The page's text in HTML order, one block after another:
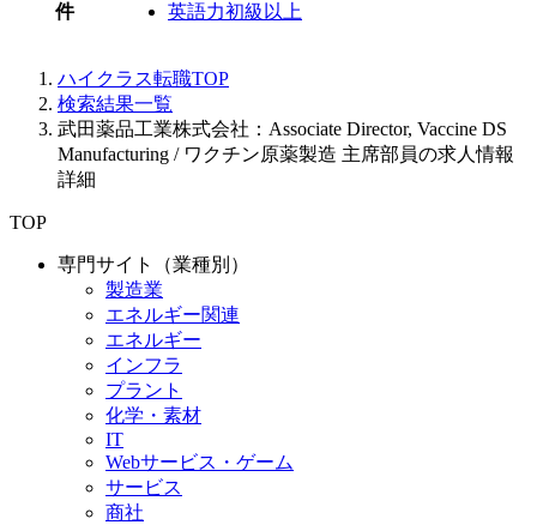
件
英語力初級以上
ハイクラス転職TOP
検索結果一覧
武田薬品工業株式会社：Associate Director, Vaccine DS
Manufacturing / ワクチン原薬製造 主席部員の求人情報
詳細
TOP
専門サイト（業種別）
製造業
エネルギー関連
エネルギー
インフラ
プラント
化学・素材
IT
Webサービス・ゲーム
サービス
商社